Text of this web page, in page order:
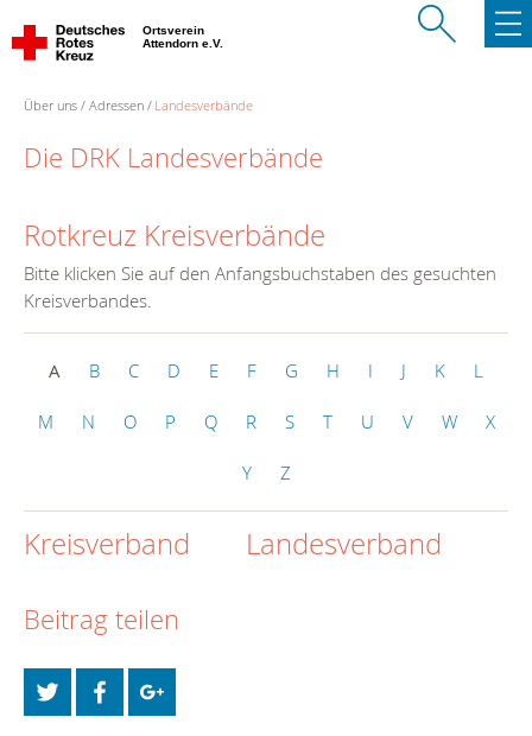
Ortsverein
Attendorn e.V.
Über uns Adressen Landesverbände
Die DRK Landesverbände
Rotkreuz Kreisverbände
Bitte klicken Sie auf den Anfangsbuchstaben des gesuchten
Kreisverbandes.
A B C D E F G H I J K L
M N O P Q R S T U V W X
Y Z
Kreisverband Landesverband
Beitrag teilen